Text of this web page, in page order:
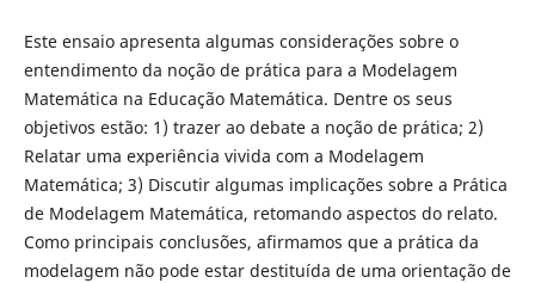
Este ensaio apresenta algumas considerações sobre o
entendimento da noção de prática para a Modelagem
Matemática na Educação Matemática. Dentre os seus
objetivos estão: 1) trazer ao debate a noção de prática; 2)
Relatar uma experiência vivida com a Modelagem
Matemática; 3) Discutir algumas implicações sobre a Prática
de Modelagem Matemática, retomando aspectos do relato.
Como principais conclusões, afirmamos que a prática da
modelagem não pode estar destituída de uma orientação de